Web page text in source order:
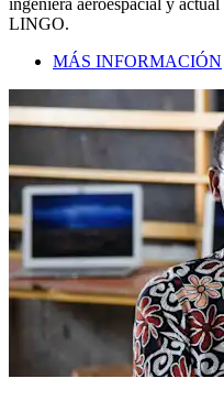
ingeniera aeroespacial y
LINGO.
MÁS INFORMACIÓN